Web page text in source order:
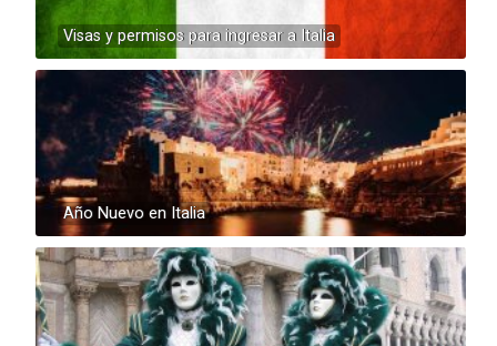
Visas y permisos para ingresar a Italia
Año Nuevo en Italia